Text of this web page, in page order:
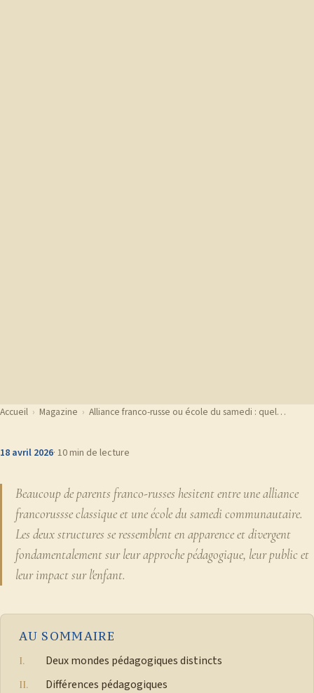
Accueil › Magazine › Alliance franco-russe ou école du samedi : quel…
18 avril 2026· 10 min de lecture
Beaucoup de parents franco-russes hesitent entre une alliance
francorussse classique et une école du samedi communautaire.
Les deux structures se ressemblent en apparence et divergent
fondamentalement sur leur approche pédagogique, leur public et
leur impact sur l'enfant.
AU SOMMAIRE
Deux mondes pédagogiques distincts
Différences pédagogiques